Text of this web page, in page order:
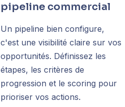
pipeline commercial
Un pipeline bien configure,
c'est une visibilité claire sur vos
opportunités. Définissez les
étapes, les critères de
progression et le scoring pour
prioriser vos actions.